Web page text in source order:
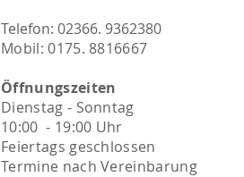
Telefon: 02366. 9362380
Mobil: 0175. 8816667​​
Öffnungszeiten
Dienstag - Sonntag
10:00 - 19:00 Uhr
Feiertags geschlossen
Termine nach Vereinbarung